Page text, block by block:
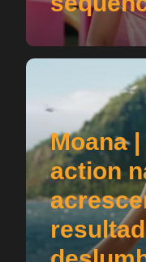
Moana
action